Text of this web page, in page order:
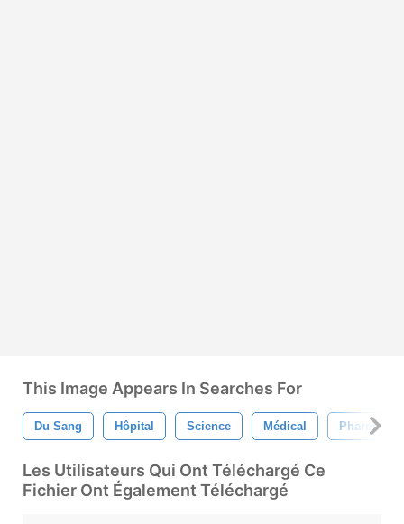
This Image Appears In Searches For
Du Sang Hôpital Science Médical Pharmacie
Les Utilisateurs Qui Ont Téléchargé Ce
Fichier Ont Également Téléchargé